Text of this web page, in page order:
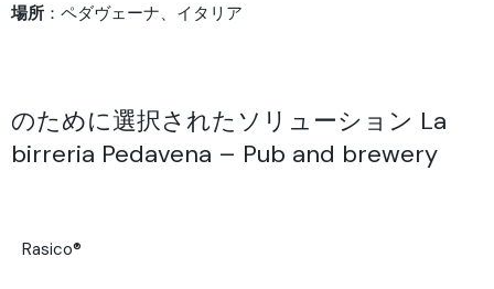
場所 ：ペダヴェーナ、イタリア
のために選択されたソリューション La
birreria Pedavena – Pub and brewery
Rasico®